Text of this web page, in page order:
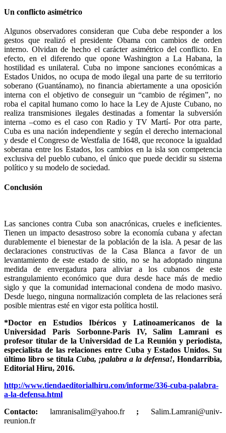
Un conflicto asimétrico
Algunos observadores consideran que Cuba debe responder a los
gestos que realizó el presidente Obama con cambios de orden
interno. Olvidan de hecho el carácter asimétrico del conflicto. En
efecto, en el diferendo que opone Washington a La Habana, la
hostilidad es unilateral. Cuba no impone sanciones económicas a
Estados Unidos, no ocupa de modo ilegal una parte de su territorio
soberano (Guantánamo), no financia abiertamente a una oposición
interna con el objetivo de conseguir un “cambio de régimen”, no
roba el capital humano como lo hace la Ley de Ajuste Cubano, no
realiza transmisiones ilegales destinadas a fomentar la subversión
interna –como es el caso con Radio y TV Martí- Por otra parte,
Cuba es una nación independiente y según el derecho internacional
y desde el Congreso de Westfalia de 1648, que reconoce la igualdad
soberana entre los Estados, los cambios en la isla son competencia
exclusiva del pueblo cubano, el único que puede decidir su sistema
político y su modelo de sociedad.
Conclusión
Las sanciones contra Cuba son anacrónicas, crueles e ineficientes.
Tienen un impacto desastroso sobre la economía cubana y afectan
durablemente el bienestar de la población de la isla. A pesar de las
declaraciones constructivas de la Casa Blanca a favor de un
levantamiento de este estado de sitio, no se ha adoptado ninguna
medida de envergadura para aliviar a los cubanos de este
estrangulamiento económico que dura desde hace más de medio
siglo y que la comunidad internacional condena de modo masivo.
Desde luego, ninguna normalización completa de las relaciones será
posible mientras esté en vigor esta política hostil.
*Doctor en Estudios Ibéricos y Latinoamericanos de la
Universidad Paris Sorbonne-Paris IV, Salim Lamrani es
profesor titular de la Universidad de La Reunión y periodista,
especialista de las relaciones entre Cuba y Estados Unidos. Su
último libro se titula Cuba, ¡palabra a la defensa!, Hondarribia,
Editorial Hiru, 2016.
http://www.tiendaeditorialhiru.com/informe/336-cuba-palabra-
a-la-defensa.html
Contacto: lamranisalim@yahoo.fr; Salim.Lamrani@univ-
reunion.fr